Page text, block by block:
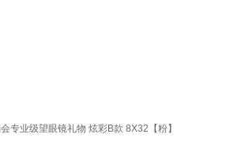
专业级望眼镜礼物 炫彩B款 8X32【粉】